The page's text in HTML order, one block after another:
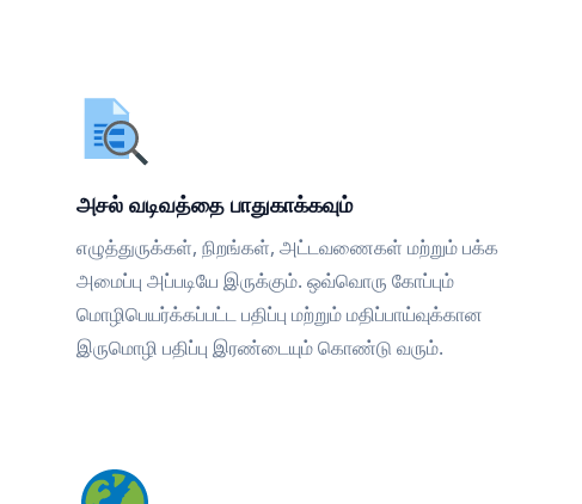
அசல் வடிவத்தை பாதுகாக்கவும்
எழுத்துருக்கள், நிறங்கள், அட்டவணைகள் மற்றும் பக்க
அமைப்பு அப்படியே இருக்கும். ஒவ்வொரு கோப்பும்
மொழிபெயர்க்கப்பட்ட பதிப்பு மற்றும் மதிப்பாய்வுக்கான
இருமொழி பதிப்பு இரண்டையும் கொண்டு வரும்.